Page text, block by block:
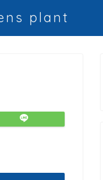
plant